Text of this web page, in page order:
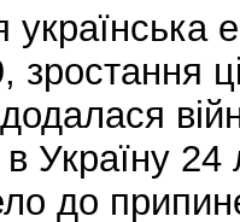
українська
додалася
в Україну 24
до